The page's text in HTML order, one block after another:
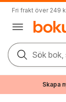
Fri frakt över 249
Sök bok,
Skapa